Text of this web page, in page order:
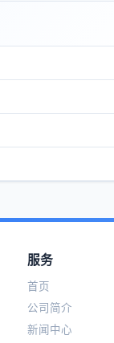
服务
首页
公司简介
新闻中心